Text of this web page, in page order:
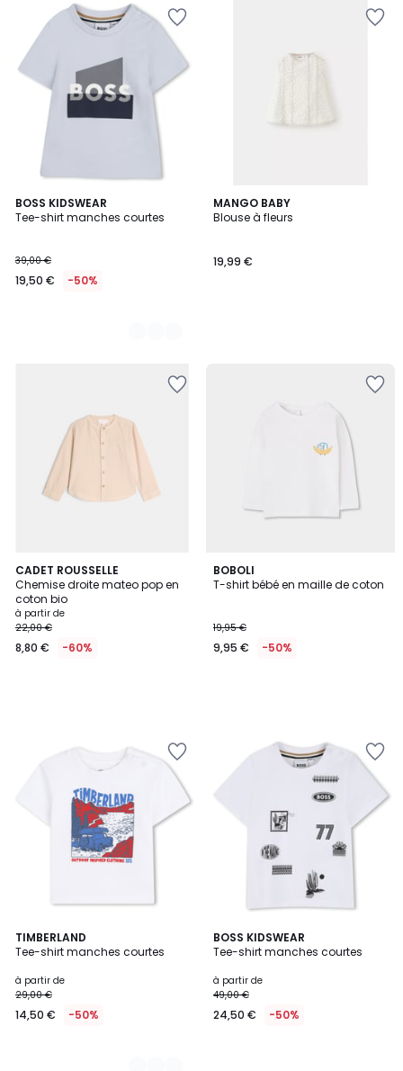
BOSS KIDSWEAR
Tee-shirt manches courtes
39,00 €
19,50 € -50%
3
Couleurs
MANGO BABY
Blouse à fleurs
19,99 €
CADET ROUSSELLE
Chemise droite mateo pop en
coton bio
à partir de
22,00 €
8,80 € -60%
BOBOLI
T-shirt bébé en maille de coton
19,95 €
9,95 € -50%
TIMBERLAND
Tee-shirt manches courtes
à partir de
29,00 €
14,50 € -50%
3
Couleurs
BOSS KIDSWEAR
Tee-shirt manches courtes
à partir de
49,00 €
24,50 € -50%